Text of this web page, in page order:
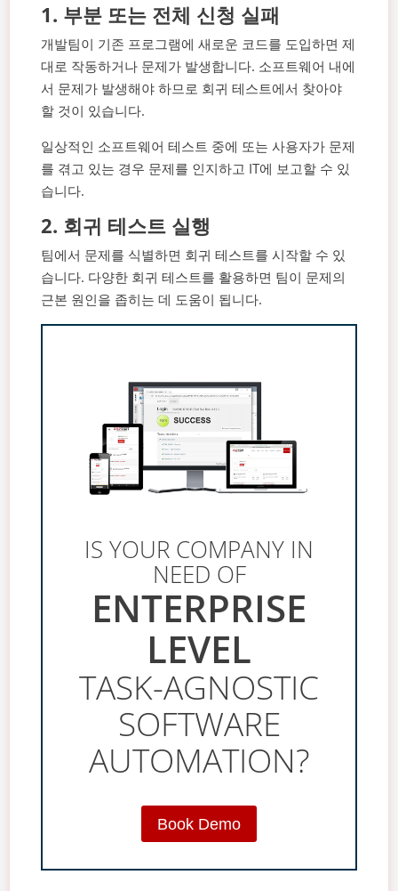
1. 부분 또는 전체 신청 실패
개발팀이 기존 프로그램에 새로운 코드를 도입하면 제
대로 작동하거나 문제가 발생합니다. 소프트웨어 내에
서 문제가 발생해야 하므로 회귀 테스트에서 찾아야
할 것이 있습니다.
일상적인 소프트웨어 테스트 중에 또는 사용자가 문제
를 겪고 있는 경우 문제를 인지하고 IT에 보고할 수 있
습니다.
2. 회귀 테스트 실행
팀에서 문제를 식별하면 회귀 테스트를 시작할 수 있
습니다. 다양한 회귀 테스트를 활용하면 팀이 문제의
근본 원인을 좁히는 데 도움이 됩니다.
IS YOUR COMPANY IN
NEED OF
ENTERPRISE
LEVEL
TASK-AGNOSTIC
SOFTWARE
AUTOMATION?
Book Demo